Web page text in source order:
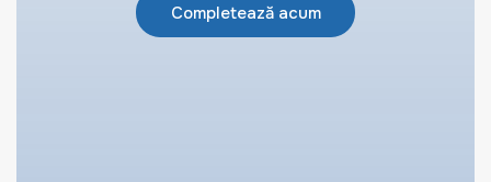
Completează acum